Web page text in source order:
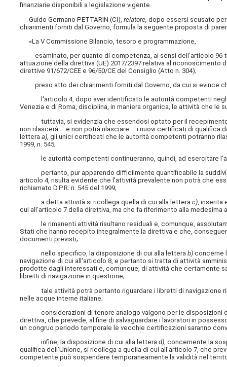
finanziarie disponibili a legislazione vigente.
Guido Germano PETTARIN (CI),relatore, dopo essersi scusato
chiarimenti forniti dal Governo, formula la seguente proposta di
«La V Commissione Bilancio, tesoro e programmazione,
esaminato, per quanto di competenza, ai sensi dell'articolo 96-
attuazione della direttiva (UE) 2017/2397 relativa al
direttive 91/672/CEE e 96/50/CE del Consiglio (Atto n. 304);
preso atto dei chiarimenti forniti dal Governo, da cui si evince
l'articolo 4, dopo aver identificato le autorità competenti negli
Venezia e di Roma, disciplina, in maniera organica, le attività che
tuttavia, si evidenzia che essendosi optato per il recepimento
non rilascerà – e non potrà rilasciare – i nuovi certificati di
letteraa) , gli unici certificati che le autorità competenti potranno
1999, n. 545;
le autorità competenti continueranno, quindi, ad esercitare
pertanto, pur apparendo difficilmente quantificabile la
articolo 4, risulta evidente che l'attività prevalente non potrà che
richiamato D.P.R. n. 545 del 1999;
a detta attività si ricollega quella di cui alla letterac), inserita
cui all'articolo 7 della direttiva, ma che fa riferimento alla medesima
le rimanenti attività risultano residuali e, comunque,
Stati che hanno recepito integralmente la direttiva e che,
documenti previsti;
nello specifico, la disposizione di cui alla letterab) concerne
navigazione di cui all'articolo 8, e pertanto si tratta di attività
prodotte dagli interessati e, comunque, di attività che certamente
libretti di navigazione in questione;
tale attività potrà pertanto riguardare i libretti di navigazione
nelle acque interne italiane;
considerazioni di tenore analogo valgono per le disposizioni
direttiva, che prevede, al fine di salvaguardare i lavoratori in
un congruo periodo temporale le vecchie certificazioni saranno
infine, la disposizione di cui alla letterad), concernente la
qualifica dell'Unione, si ricollega a quella di cui all'articolo 7, che
competente può sospendere temporaneamente la validità nel